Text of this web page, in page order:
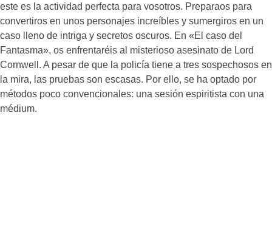
este es la actividad perfecta para vosotros. Preparaos para
convertiros en unos personajes increíbles y sumergiros en un
caso lleno de intriga y secretos oscuros. En «El caso del
Fantasma», os enfrentaréis al misterioso asesinato de Lord
Cornwell. A pesar de que la policía tiene a tres sospechosos en
la mira, las pruebas son escasas. Por ello, se ha optado por
métodos poco convencionales: una sesión espiritista con una
médium.